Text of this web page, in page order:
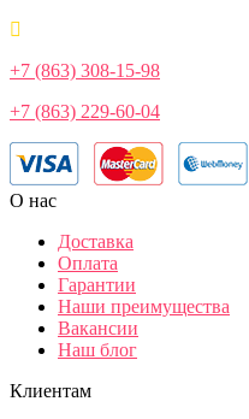
+7 (863) 308-15-98
+7 (863) 229-60-04
О нас
Доставка
Оплата
Гарантии
Наши преимущества
Вакансии
Наш блог
Клиентам